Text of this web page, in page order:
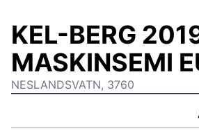
KEL-BERG
MASKINSEMI
NESLANDSVATN, 3760